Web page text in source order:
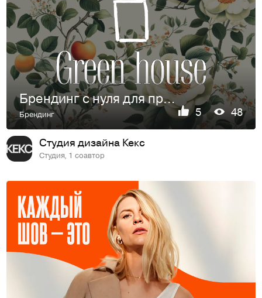
Брендинг с нуля для пространства, где взрослому можно снова…
Брендинг 5 48
Студия дизайна Кекс
Студия, 1 соавтор